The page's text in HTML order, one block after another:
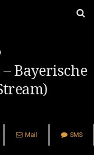
Bayerische
Mail SMS